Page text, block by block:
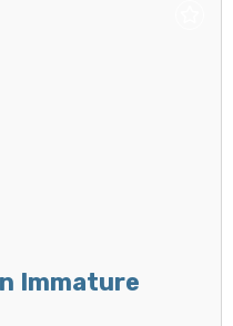
Immature